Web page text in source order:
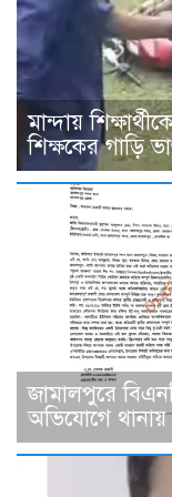
মান্দায়
শিক্ষকের গাড়ি
জামালপুরে
অভিযোগে থানায়